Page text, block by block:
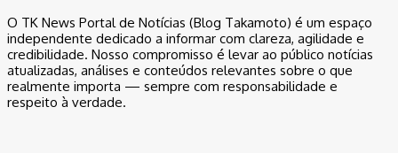
O TK News Portal de Notícias (Blog Takamoto) é um espaço
independente dedicado a informar com clareza, agilidade e
credibilidade. Nosso compromisso é levar ao público notícias
atualizadas, análises e conteúdos relevantes sobre o que
realmente importa — sempre com responsabilidade e
respeito à verdade.